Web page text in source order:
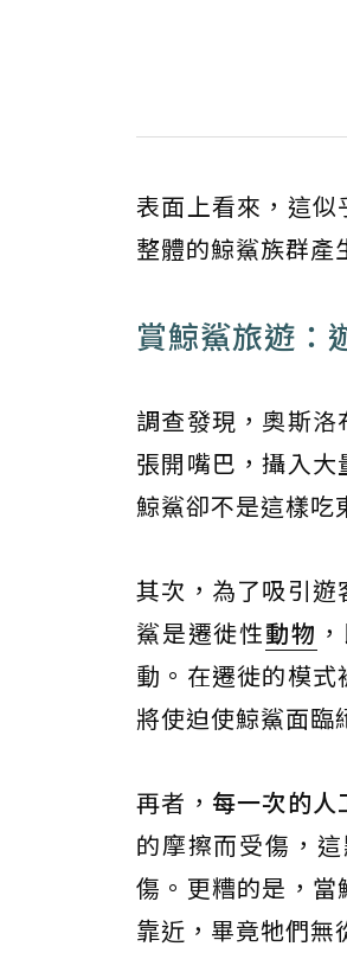
表面上看來，這
整體的鯨鯊族群產
賞鯨鯊旅遊：
調查發現，奧斯洛
張開嘴巴，攝入
鯨鯊卻不是這樣吃
其次，為了吸引遊
鯊是遷徙性動物
動。在遷徙的模
將使迫使鯨鯊面臨
再者， 每一次的人
的摩擦而受傷，
傷。更糟的是，
靠近，畢竟牠們無